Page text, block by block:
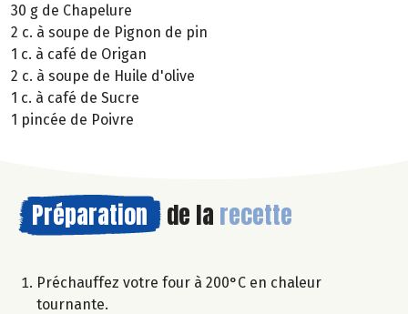
30 g de Chapelure
2 c. à soupe de Pignon de pin
1 c. à café de Origan
2 c. à soupe de Huile d'olive
1 c. à café de Sucre
1 pincée de Poivre
Préparation de la recette
Préchauffez votre four à 200°C en chaleur
tournante.